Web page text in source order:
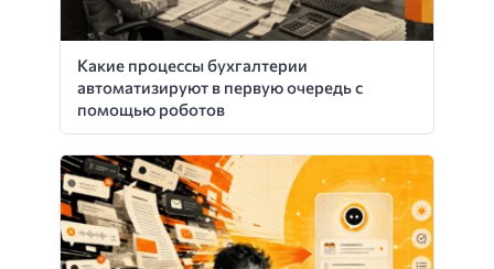
Какие процессы бухгалтерии
автоматизируют в первую очередь с
помощью роботов